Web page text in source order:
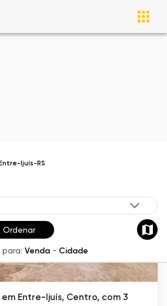
Ijuís-RS
Ordenar
Venda - Cidade
Entre-Ijuís, Centro, com 3